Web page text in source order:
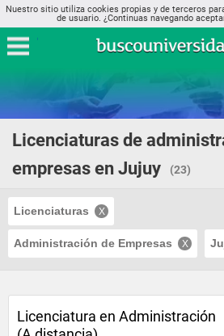
Nuestro sitio utiliza cookies propias y de terceros
de usuario. ¿Continuas navegando
Licenciaturas de
empresas en Jujuy
(23)
Licenciaturas
Administración de Empresas
Licenciatura en Administración